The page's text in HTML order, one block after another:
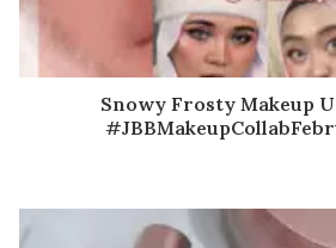
Snowy Frosty Makeup